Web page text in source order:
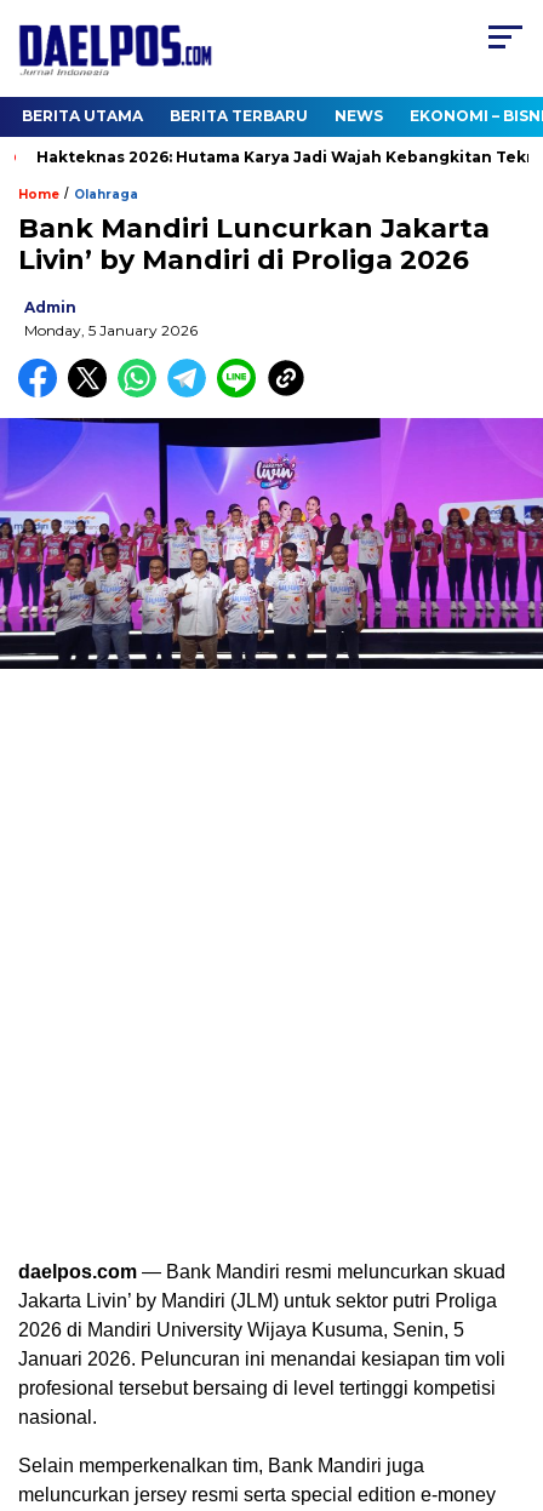
BERITA UTAMA BERITA TERBARU NEWS EKONOMI –
2026: Hutama Karya Jadi Wajah Kebangkitan Teknologi
Home / Olahraga
Bank Mandiri Luncurkan Jakarta
Livin’ by Mandiri di Proliga 2026
Admin
Monday, 5 January 2026
daelpos.com — Bank Mandiri resmi meluncurkan skuad
Jakarta Livin’ by Mandiri (JLM) untuk sektor putri Proliga
2026 di Mandiri University Wijaya Kusuma, Senin, 5
Januari 2026. Peluncuran ini menandai kesiapan tim voli
profesional tersebut bersaing di level tertinggi kompetisi
nasional.
Selain memperkenalkan tim, Bank Mandiri juga
meluncurkan jersey resmi serta special edition e-money